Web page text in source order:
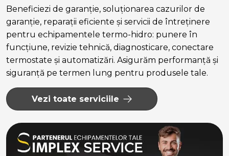
Beneficiezi de garanție, soluționarea cazurilor de
garanție, reparații eficiente și servicii de întreținere
pentru echipamentele termo-hidro: punere în
funcțiune, revizie tehnică, diagnosticare, conectare
termostate și automatizări. Asigurăm performanță și
siguranță pe termen lung pentru produsele tale.
Vezi toate serviciile